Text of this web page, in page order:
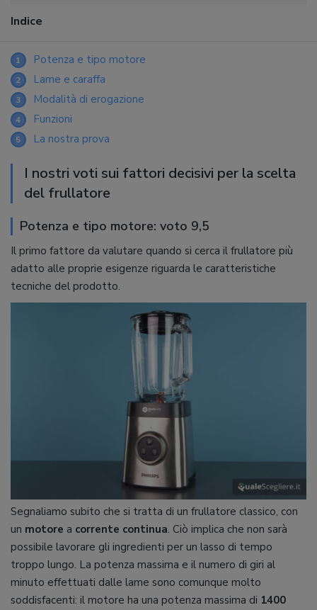
Indice
1 Potenza e tipo motore
2 Lame e caraffa
3 Modalità di erogazione
4 Funzioni
5 La nostra prova
I nostri voti sui fattori decisivi per la scelta
del frullatore
Potenza e tipo motore: voto 9,5
Il primo fattore da valutare quando si cerca il frullatore più
adatto alle proprie esigenze riguarda le caratteristiche
tecniche del prodotto.
Segnaliamo subito che si tratta di un frullatore classico, con
un motore a corrente continua. Ciò implica che non sarà
possibile lavorare gli ingredienti per un lasso di tempo
troppo lungo. La potenza massima e il numero di giri al
minuto effettuati dalle lame sono comunque molto
soddisfacenti: il motore ha una potenza massima di 1400